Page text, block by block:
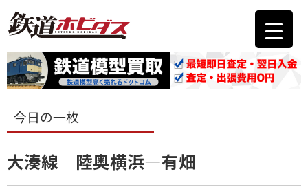
今日の一枚
大湊線 陸奥横浜―有畑